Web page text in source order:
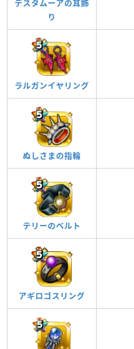
デスタムーアの耳飾
り
ラルガンイヤリング
ぬしさまの指輪
テリーのベルト
アギロゴスリング